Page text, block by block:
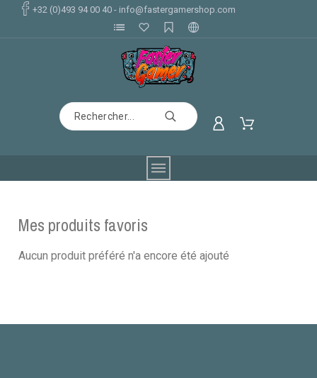
+32 (0)493 94 00 40 - info@fastergamershop.com
Mes produits favoris
Aucun produit préféré n'a encore été ajouté